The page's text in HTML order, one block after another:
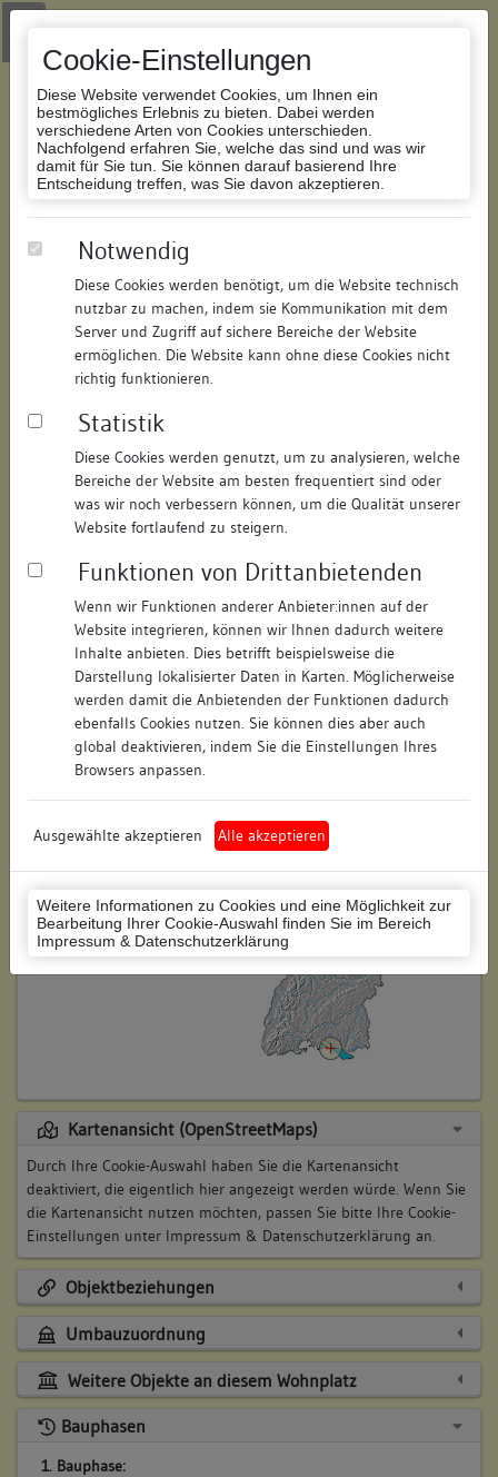
Cookie-Einstellungen
Diese Website verwendet Cookies, um Ihnen ein
bestmögliches Erlebnis zu bieten. Dabei werden
verschiedene Arten von Cookies unterschieden.
Nachfolgend erfahren Sie, welche das sind und was wir
damit für Sie tun. Sie können darauf basierend Ihre
Entscheidung treffen, was Sie davon akzeptieren.
Notwendig
Diese Cookies werden benötigt, um die Website technisch
nutzbar zu machen, indem sie Kommunikation mit dem
Server und Zugriff auf sichere Bereiche der Website
ermöglichen. Die Website kann ohne diese Cookies nicht
richtig funktionieren.
Statistik
Diese Cookies werden genutzt, um zu analysieren, welche
Bereiche der Website am besten frequentiert sind oder
was wir noch verbessern können, um die Qualität unserer
Website fortlaufend zu steigern.
Funktionen von Drittanbietenden
Wenn wir Funktionen anderer Anbieter:innen auf der
Website integrieren, können wir Ihnen dadurch weitere
Inhalte anbieten. Dies betrifft beispielsweise die
Darstellung lokalisierter Daten in Karten. Möglicherweise
werden damit die Anbietenden der Funktionen dadurch
ebenfalls Cookies nutzen. Sie können dies aber auch
global deaktivieren, indem Sie die Einstellungen Ihres
Browsers anpassen.
Ausgewählte akzeptieren Alle akzeptieren
Weitere Informationen zu Cookies und eine Möglichkeit zur
Bearbeitung Ihrer Cookie-Auswahl finden Sie im Bereich
Impressum & Datenschutzerklärung
Zur Navigation springen
Zum Inhalt der Website springen
Datenbank Bauforschung/Restaurierung
119342665421/Datum:13.10.2016
Datenbestand:
Bauforschung und Restaurierung
Als PDF herunterladen:
Objektdaten
Straße: Eichhornstraße
Hausnummer: 56a
Postleitzahl: 78464
Stadt-Teilort: Konstanz
Regierungsbezirk: Freiburg
Konstanz (Landkreis)
Wohnplatzschlüssel: 8335043012
Flurstücknummer: keine
Historischer Straßenname: keiner
Lage des Wohnplatzes:
Kartenansicht (OpenStreetMaps)
Durch Ihre Cookie-Auswahl haben Sie die Kartenansicht
deaktiviert, die eigentlich hier angezeigt werden würde. Wenn Sie
die Kartenansicht nutzen möchten, passen Sie bitte Ihre Cookie-
Einstellungen unter Impressum & Datenschutzerklärung an.
Objektbeziehungen
Umbauzuordnung
Weitere Objekte an diesem Wohnplatz
Bauphasen
1. Bauphase: